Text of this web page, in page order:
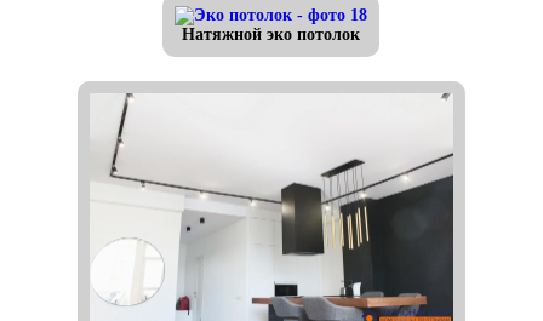
Натяжной эко потолок